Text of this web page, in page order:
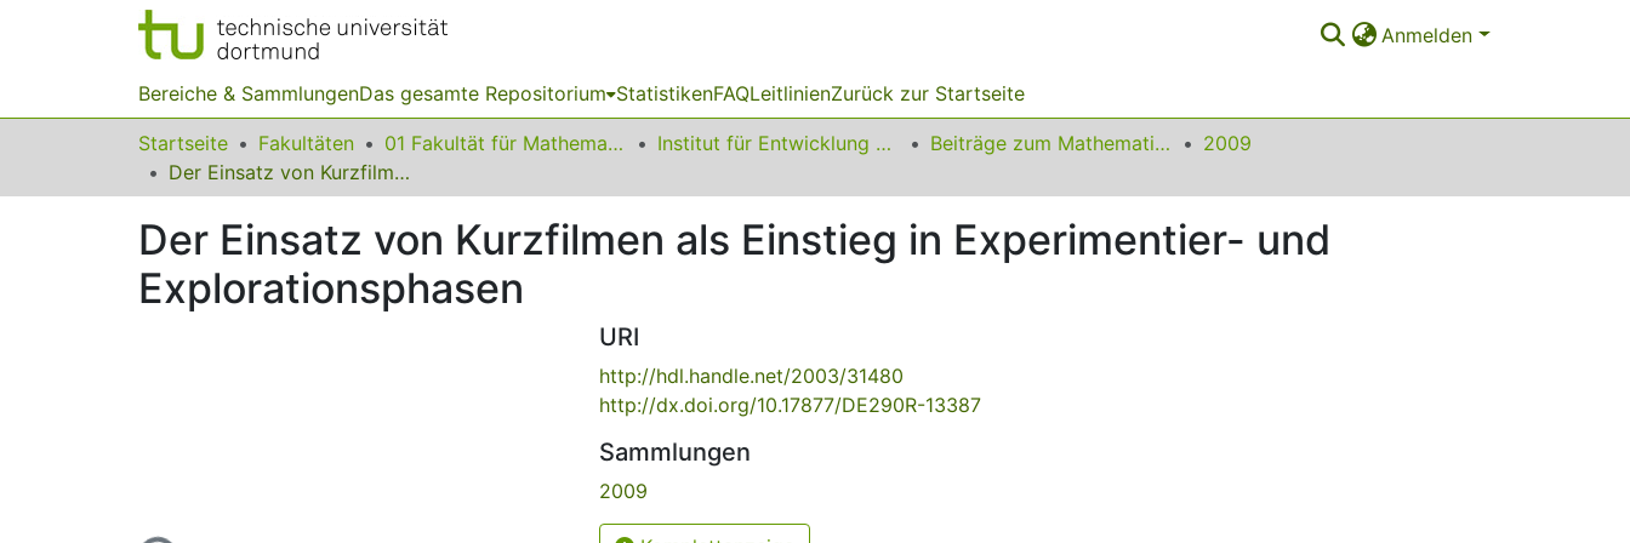
Anmelden
Bereiche & SammlungenDas gesamte Repositorium StatistikenFAQLeitlinienZurück zur Startseite
Startseite Fakultäten 01 Fakultät für Mathematik Institut für Entwicklung und Erforschung des Mathematikunterrichts Beiträge zum Mathematikunterricht
2009
Der Einsatz von Kurzfilmen als Einstieg in Experimentier- und Explorationsphasen
Der Einsatz von Kurzfilmen als Einstieg in Experimentier- und
Explorationsphasen
URI
http://hdl.handle.net/2003/31480
http://dx.doi.org/10.17877/DE290R-13387
Sammlungen
2009